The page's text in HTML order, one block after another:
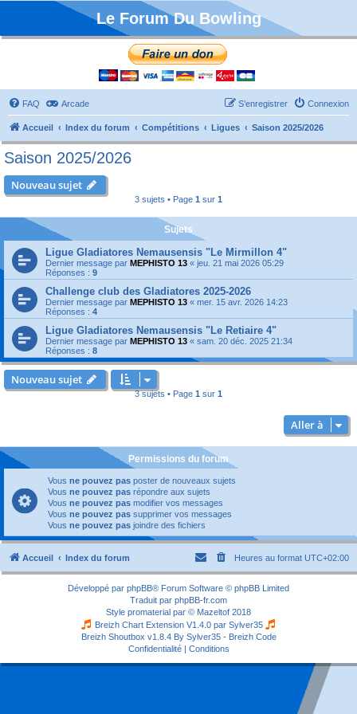
Le Forum Du Bowling
FAQ Arcade Connexion
S’enregistrer
Accueil Index du forum Compétitions Ligues Saison 2025/2026
Saison 2025/2026
Nouveau sujet
3 sujets • Page 1 sur 1
Sujets
Ligue Gladiatores Nemausensis "Le Mirmillon 4"
Dernier message par MEPHISTO 13 « jeu. 21 mai 2026 05:29
Réponses : 9
Challenge club des Gladiatores 2025-2026
Dernier message par MEPHISTO 13 « mer. 15 avr. 2026 14:23
Réponses : 4
Ligue Gladiatores Nemausensis "Le Retiaire 4"
Dernier message par MEPHISTO 13 « sam. 20 déc. 2025 21:34
Réponses : 8
Nouveau sujet
3 sujets • Page 1 sur 1
Aller à
Permissions du forum
Vous ne pouvez pas poster de nouveaux sujets
Vous ne pouvez pas répondre aux sujets
Vous ne pouvez pas modifier vos messages
Vous ne pouvez pas supprimer vos messages
Vous ne pouvez pas joindre des fichiers
Accueil Index du forum Heures au format UTC+02:00
Développé par phpBB® Forum Software © phpBB Limited
Traduit par phpBB-fr.com
Style promaterial par © Mazeltof 2018
Breizh Chart Extension V1.4.0 par Sylver35
Breizh Shoutbox v1.8.4 By Sylver35 - Breizh Code
Confidentialité| Conditions